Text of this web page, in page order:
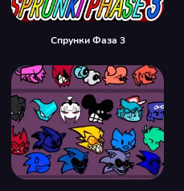
Спрунки Фаза 3